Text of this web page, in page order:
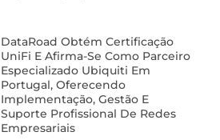
DataRoad Obtém Certificação
UniFi E Afirma-Se Como Parceiro
Especializado Ubiquiti Em
Portugal, Oferecendo
Implementação, Gestão E
Suporte Profissional De Redes
Empresariais